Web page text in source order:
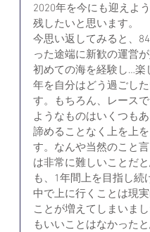
2020年を今にも迎えよ
残したいと思います。
今思い返してみると、
った途端に新歓の運営
初めての海を経験し…楽
年を自分はどう過ごし
す。もちろん、レース
ようなものはいくつも
諦めることなく上を上
す。なんや当然のこと
は非常に難しいことだ
も、1年間上を目指し
中で上に行くことは現
ことが増えてしまいま
もいいことはなかった